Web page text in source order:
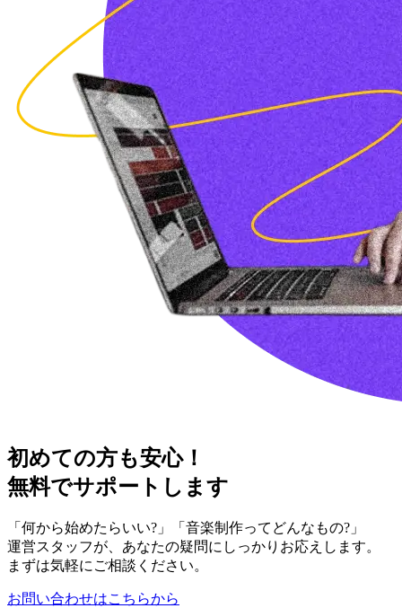
初めての方も安心！
無料でサポートします
「何から始めたらいい?」「音楽制作ってどんなもの?」
運営スタッフが、あなたの疑問にしっかりお応えします。
まずは気軽にご相談ください。
お問い合わせはこちらから